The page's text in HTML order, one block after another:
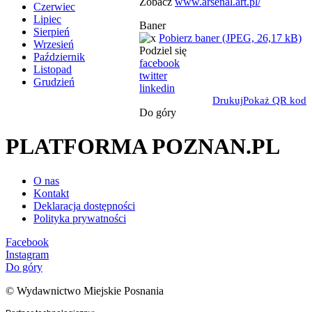
Czerwiec
Lipiec
Sierpień
Wrzesień
Październik
Listopad
Grudzień
Baner
Pobierz baner (JPEG, 26,17 kB)
Podziel się
facebook
twitter
linkedin
DrukujPokaż QR kod
Do góry
PLATFORMA POZNAN.PL
O nas
Kontakt
Deklaracja dostępności
Polityka prywatności
Facebook
Instagram
Do góry
© Wydawnictwo Miejskie Posnania